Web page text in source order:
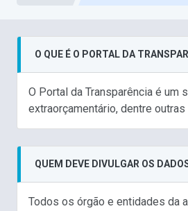
O QUE É O PORTAL DA
O Portal da Transparência é
extraorçamentário, dentre
QUEM DEVE DIVULGAR OS
Todos os órgão e entidades da